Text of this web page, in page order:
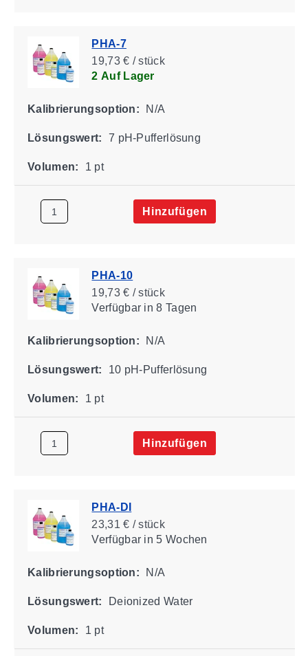
PHA-7
19,73 € / stück
2 Auf Lager
Kalibrierungsoption: N/A
Lösungswert: 7 pH-Pufferlösung
Volumen: 1 pt
Hinzufügen
PHA-10
19,73 € / stück
Verfügbarin 8 Tagen
Kalibrierungsoption: N/A
Lösungswert: 10 pH-Pufferlösung
Volumen: 1 pt
Hinzufügen
PHA-DI
23,31 € / stück
Verfügbarin 5 Wochen
Kalibrierungsoption: N/A
Lösungswert: Deionized Water
Volumen: 1 pt